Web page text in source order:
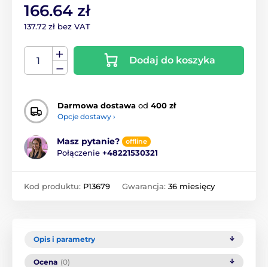
166.64 zł
137.72 zł bez VAT
Dodaj do koszyka
Darmowa dostawa od 400 zł
Opcje dostawy ›
Masz pytanie? offline
Połączenie +48221530321
Kod produktu: P13679 Gwarancja: 36 miesięcy
Opis i parametry
Ocena (0)